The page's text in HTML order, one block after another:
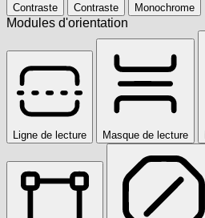
Contraste Contraste Monochrome
Modules d'orientation
Ligne de lecture Masque de lecture